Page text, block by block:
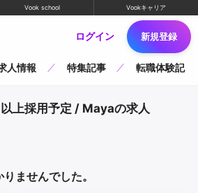
Vook school Vookキャリア
ログイン 新規登録
人情報 特集記事 転職体験記
上採用予定 / Mayaの求人
ませんでした。